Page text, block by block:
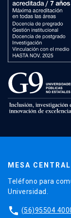
MESA CENTRAL
Teléfono para
Universidad.
phone (56)95504